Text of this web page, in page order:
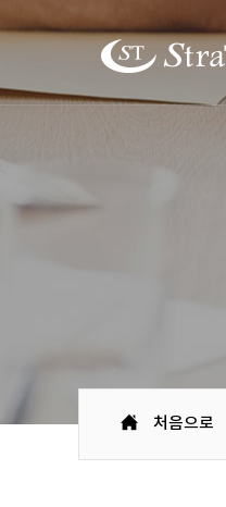
처음으로